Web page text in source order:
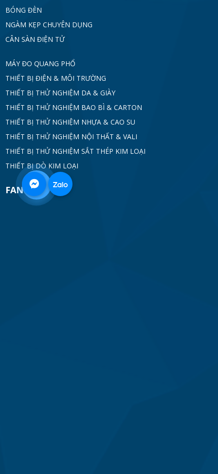
BÓNG ĐÈN
NGÀM KẸP CHUYÊN DỤNG
CÂN SÀN ĐIỆN TỬ
MÁY ĐO QUANG PHỔ
THIẾT BỊ ĐIỆN & MÔI TRƯỜNG
THIẾT BỊ THỬ NGHIỆM DA & GIÀY
THIẾT BỊ THỬ NGHIỆM BAO BÌ & CARTON
THIẾT BỊ THỬ NGHIỆM NHỰA & CAO SU
THIẾT BỊ THỬ NGHIỆM NỘI THẤT & VALI
THIẾT BỊ THỬ NGHIỆM SẮT THÉP KIM LOẠI
THIẾT BỊ DÒ KIM LOẠI
FANPAGE0968
332